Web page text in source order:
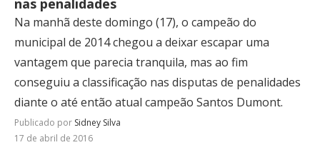
nas penalidades
Na manhã deste domingo (17), o campeão do
municipal de 2014 chegou a deixar escapar uma
vantagem que parecia tranquila, mas ao fim
conseguiu a classificação nas disputas de penalidades
diante o até então atual campeão Santos Dumont.
Publicado por Sidney Silva
17 de abril de 2016